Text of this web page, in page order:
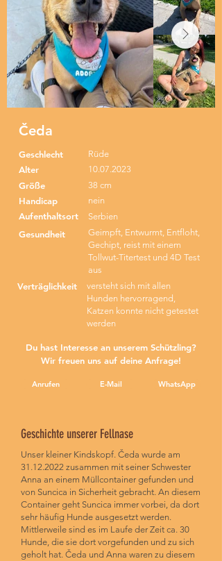
Čeda
Geschlecht
Alter
Größe
Handicap
Aufenthaltsort
Rüde
10.07.2023
38 cm
nein
Serbien
Gesundheit
Geimpft, Entwurmt, Entfloht,
Gechipt, reist mit einem
Tollwut-Titertest und 4D Test
aus
Verträglichkeit
versteht sich mit allen
Hunden hervorragend,
Katzen konnte nicht getestet
werden
Du hast Interesse an unserem Schützling?
Wir freuen uns auf deine Anfrage!
Anrufen E-Mail WhatsApp
Geschichte unserer Fellnase
Unser kleiner Kindskopf. Čeda wurde am
31.12.2022 zusammen mit seiner Schwester
Anna an einem Müllcontainer gefunden und
von Suncica in Sicherheit gebracht. An diesem
Container geht Suncica immer vorbei, da dort
sehr häufig Hunde ausgesetzt werden.
Mittlerweile sind es im Laufe der Zeit ca. 30
Hunde, die sie dort vorgefunden und zu sich
geholt hat. Čeda und Anna waren zu diesem